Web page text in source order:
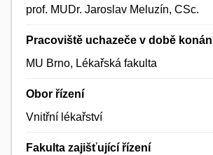
prof. MUDr. Jaroslav Meluzín, CSc.
Pracoviště uchazeče v době
MU Brno, Lékařská fakulta
Obor řízení
Vnitřní lékařství
Fakulta zajišťující řízení